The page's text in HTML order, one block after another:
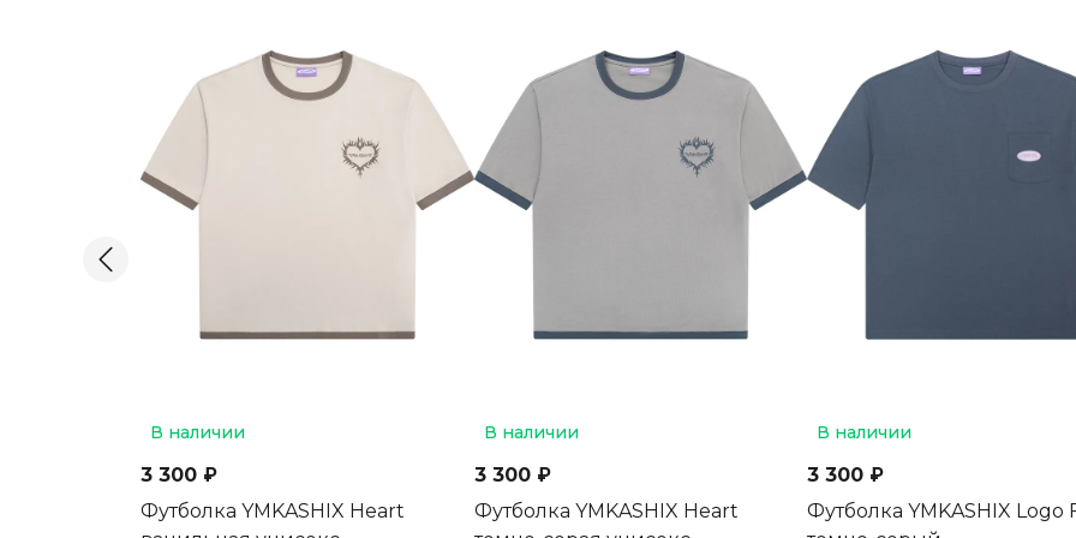
В наличии
3 300 ₽
Футболка YMKASHIX Heart
В наличии
3 300 ₽
Футболка YMKASHIX Heart
В наличии
3 300 ₽
Футболка YMKASHIX Logo